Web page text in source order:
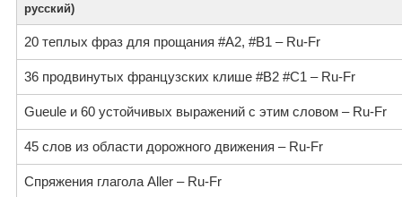
русский)
20 теплых фраз для прощания #A2, #B1 – Ru-Fr
36 продвинутых французских клише #B2 #C1 – Ru-Fr
Gueule и 60 устойчивых выражений с этим словом – Ru-Fr
45 слов из области дорожного движения – Ru-Fr
Спряжения глагола Aller – Ru-Fr